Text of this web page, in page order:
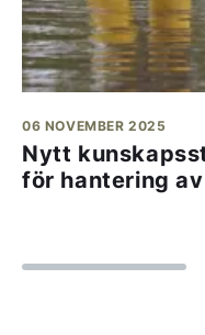
06 NOVEMBER 2025
Nytt
för hantering